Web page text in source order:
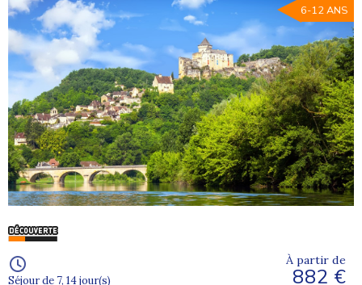
6-12 ANS
Séjour de 7, 14 jour(s)
À partir de
882 €